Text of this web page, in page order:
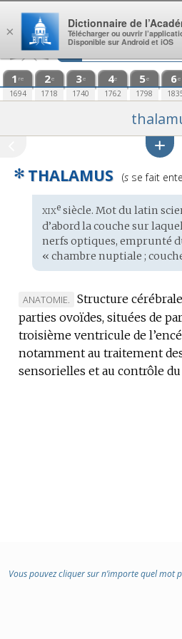
Aller au contenu
1 re
1694
2e
1718
3e
1740
4e
1762
5e
1798
6e
✻ THALAMUS (sse fait
Étymologie
:
xixesiècle. Mot du latin
d’abord la couche sur
nerfs optiques, emprunté
« chambre nuptiale ;
MARQUE
DE
DOMAINE
:
ANATOMIE.
Structure
parties ovoïdes, situées de
troisième ventricule de
notamment au traitement
sensorielles et au contrôle
Vous pouvez cliquer sur n’importe quel mot
×
Dictionnaire de
Télécharger ou ouvrir
Disponible sur Android et iOS